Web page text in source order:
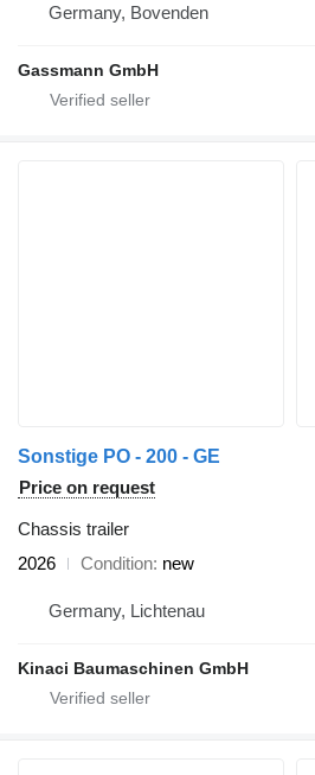
Germany, Bovenden
Gassmann GmbH
Sonstige PO - 200 - GE
Price on request
Chassis trailer
2026
Condition new
Germany, Lichtenau
Kinaci Baumaschinen GmbH